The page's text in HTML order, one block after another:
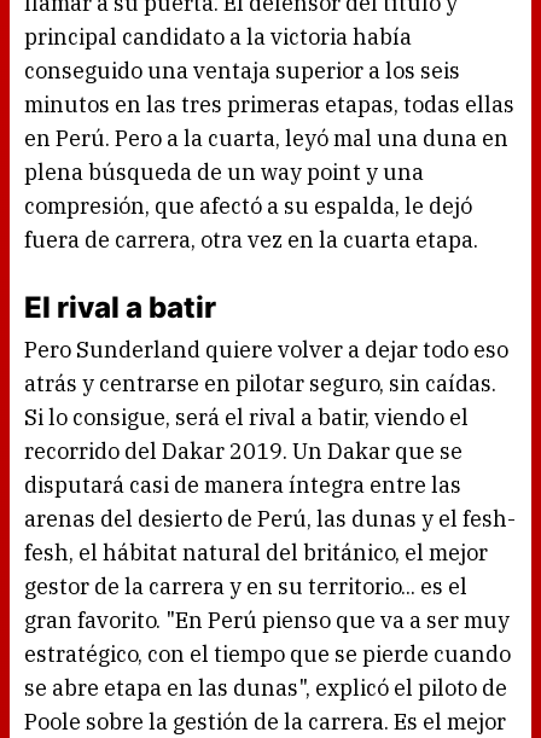
principal candidato a la victoria había
conseguido una ventaja superior a los seis
minutos en las tres primeras etapas, todas ellas
en Perú. Pero a la cuarta, leyó mal una duna en
plena búsqueda de un way point y una
compresión, que afectó a su espalda, le dejó
fuera de carrera, otra vez en la cuarta etapa.
El rival a batir
Pero Sunderland quiere volver a dejar todo eso
atrás y centrarse en pilotar seguro, sin caídas.
Si lo consigue, será el rival a batir, viendo el
recorrido del Dakar 2019. Un Dakar que se
disputará casi de manera íntegra entre las
arenas del desierto de Perú, las dunas y el fesh-
fesh, el hábitat natural del británico, el mejor
gestor de la carrera y en su territorio... es el
gran favorito. "En Perú pienso que va a ser muy
estratégico, con el tiempo que se pierde cuando
se abre etapa en las dunas", explicó el piloto de
Poole sobre la gestión de la carrera. Es el mejor